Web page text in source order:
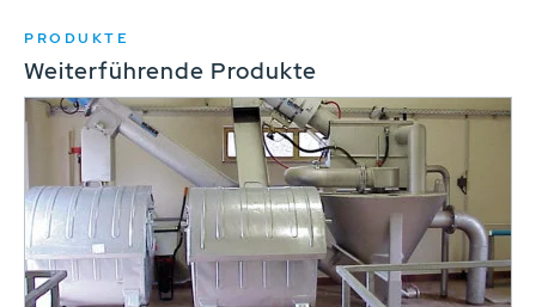
PRODUKTE
Weiterführende Produkte